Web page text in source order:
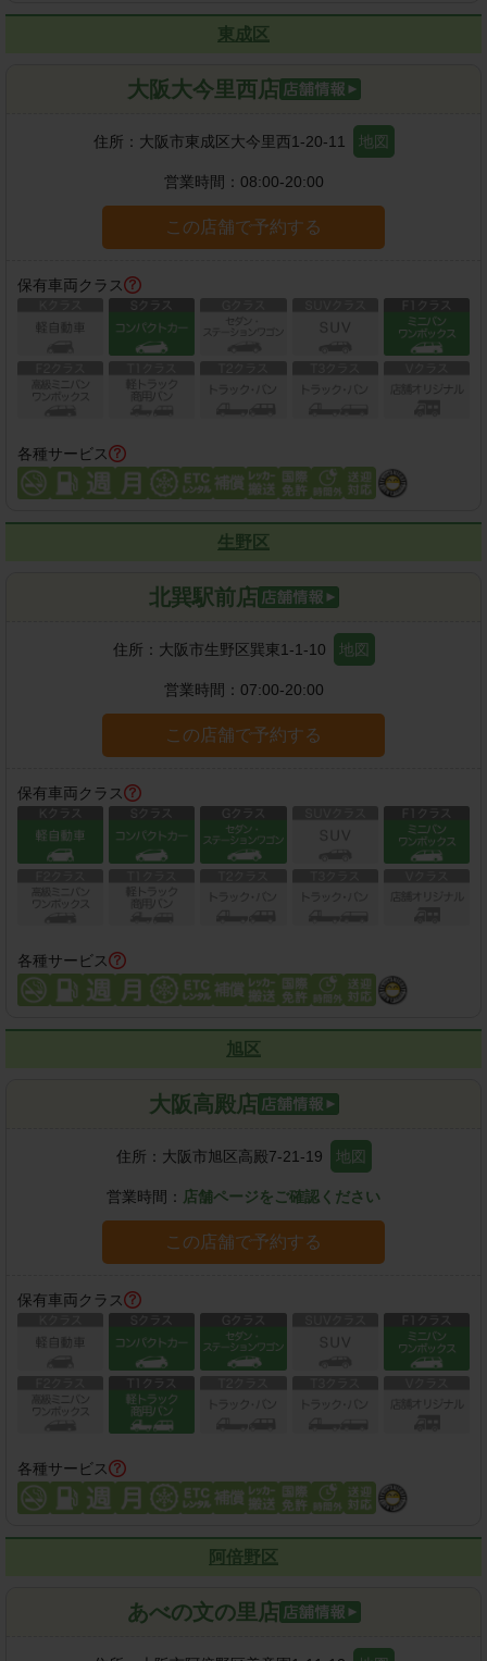
東成区
大阪大今里西店
住所： 大阪市東成区大今里西1-20-11 地図
営業時間： 08:00-20:00
この店舗で予約する
保有車両クラス
各種サービス
生野区
北巽駅前店
住所： 大阪市生野区巽東1-1-10 地図
営業時間： 07:00-20:00
この店舗で予約する
保有車両クラス
各種サービス
旭区
大阪高殿店
住所： 大阪市旭区高殿7-21-19 地図
営業時間： 店舗ページをご確認ください
この店舗で予約する
保有車両クラス
各種サービス
阿倍野区
あべの文の里店